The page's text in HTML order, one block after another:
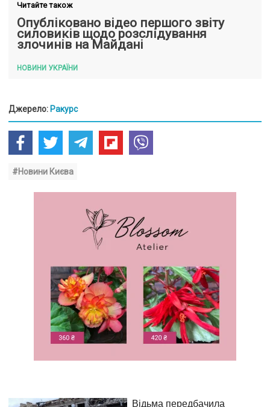
Читайте також
Опубліковано відео першого звіту
силовиків щодо розслідування
злочинів на Майдані
НОВИНИ УКРАЇНИ
Джерело: Ракурс
#Новини Києва